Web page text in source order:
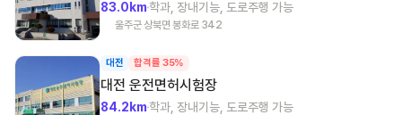
83.0km학과, 장내기능, 도로주행 가능
울주군 상북면 봉화로 342
대전 합격률 35%
대전 운전면허시험장
84.2km학과, 장내기능, 도로주행 가능